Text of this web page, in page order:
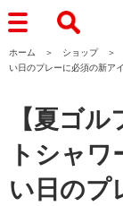
ホーム ショップ
い日のプレーに必須の新ア
【夏ゴ
トシャ
い日のプ